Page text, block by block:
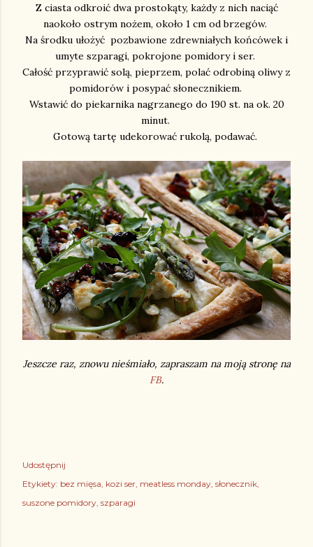
Z ciasta odkroić dwa prostokąty, każdy z nich naciąć
naokoło ostrym nożem, około 1 cm od brzegów.
Na środku ułożyć pozbawione zdrewniałych końcówek i
umyte szparagi, pokrojone pomidory i ser.
Całość przyprawić solą, pieprzem, polać odrobiną oliwy z
pomidorów i posypać słonecznikiem.
Wstawić do piekarnika nagrzanego do 190 st. na ok. 20
minut.
Gotową tartę udekorować rukolą, podawać.
Jeszcze raz, znowu nieśmiało, zapraszam na moją stronę na
FB.
Udostępnij
Etykiety: bez mięsa kozi ser meatless monday słonecznik
suszone pomidory szparagi